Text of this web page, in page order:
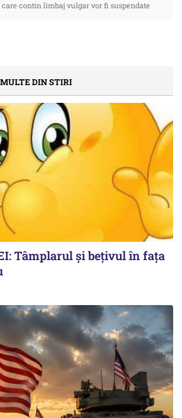
contin limbaj vulgar vor fi suspendate
DIN STIRI
Tâmplarul și bețivul în fața